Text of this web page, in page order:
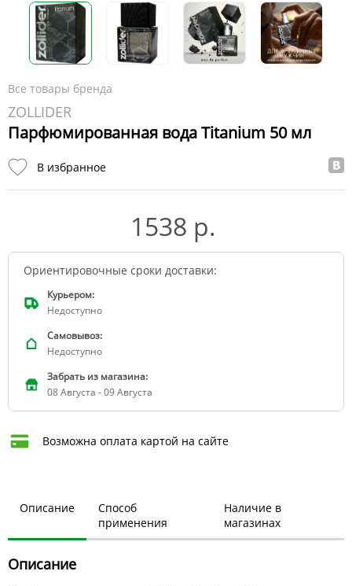
Все товары бренда
ZOLLIDER
Парфюмированная вода Titanium 50 мл
В избранное
1538 р.
Ориентировочные сроки доставки:
Курьером:
Недоступно
Самовывоз:
Недоступно
Забрать из магазина:
08 Августа - 09 Августа
Возможна оплата картой на сайте
Описание
Способ
применения
Наличие в
магазинах
Описание